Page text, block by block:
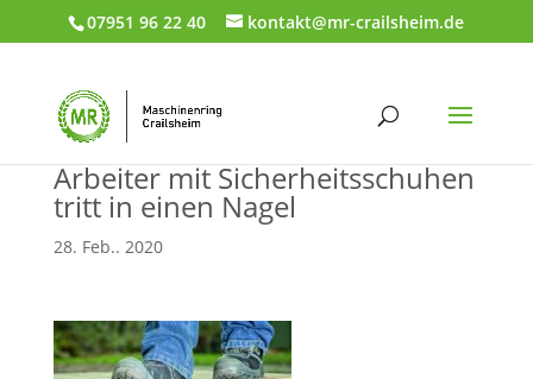
07951 96 22 40 kontakt@mr-crailsheim.de
Arbeiter mit Sicherheitsschuhen
tritt in einen Nagel
28. Feb.. 2020